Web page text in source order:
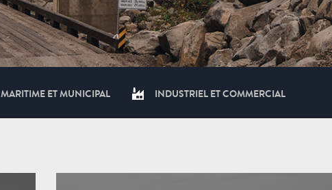
MARITIME ET MUNICIPAL INDUSTRIEL ET COMMERCIAL